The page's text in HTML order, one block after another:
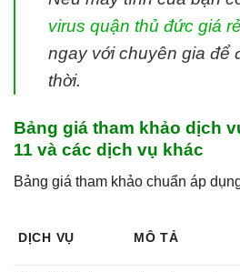
virus quận thủ đức giá rẻ
ngay với chuyên gia để
thời.
Bảng giá tham khảo dịch
11 và các dịch vụ khác
Bảng giá tham khảo chuẩn áp
DỊCH VỤ MÔ TẢ